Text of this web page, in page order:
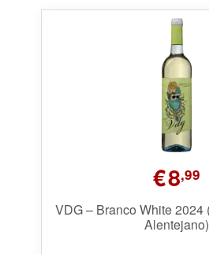
Bubbels
Porto
Wijnpakketten
Kleine flesjes
Magnums
€8,99
VDG – Branco White
Alentejano)